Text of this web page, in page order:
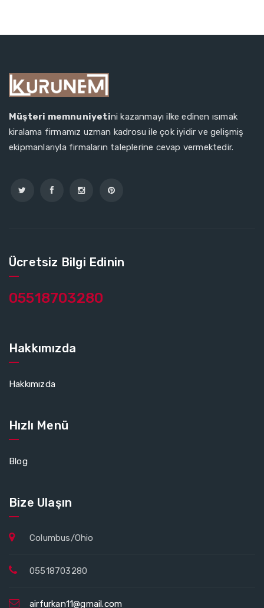
Müşteri memnuniyetini kazanmayı ilke edinen ısımak
kiralama firmamız uzman kadrosu ile çok iyidir ve gelişmiş
ekipmanlarıyla firmaların taleplerine cevap vermektedir.
Ücretsiz Bilgi Edinin
05518703280
Hakkımızda
Hakkımızda
Hızlı Menü
Blog
Bize Ulaşın
Columbus/Ohio
05518703280
airfurkan11@gmail.com